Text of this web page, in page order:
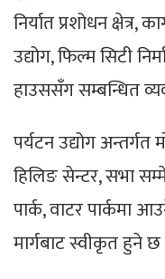
निर्यात प्रशोधन क्षेत्र,
उद्योग, फिल्म सिटी
हाउससँग सम्बन्धित
पर्यटन उद्योग अन्तर्गत
हिलिङ सेन्टर, सभा
पार्क, वाटर पार्कमा
मार्गबाट स्वीकृत हुने छ